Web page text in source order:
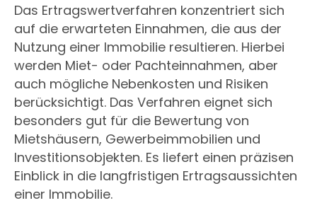
Das Ertragswertverfahren konzentriert sich
auf die erwarteten Einnahmen, die aus der
Nutzung einer Immobilie resultieren. Hierbei
werden Miet- oder Pachteinnahmen, aber
auch mögliche Nebenkosten und Risiken
berücksichtigt. Das Verfahren eignet sich
besonders gut für die Bewertung von
Mietshäusern, Gewerbeimmobilien und
Investitionsobjekten. Es liefert einen präzisen
Einblick in die langfristigen Ertragsaussichten
einer Immobilie.